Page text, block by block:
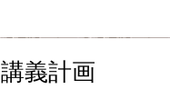
講義計画